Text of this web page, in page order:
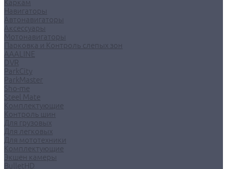
Каркам
Навигаторы
Автонавигаторы
Аксессуары
Мотонавигаторы
Парковка и Контроль слепых зон
AAALINE
DVR
ParkCity
ParkMaster
Sho-me
Steel Mate
Комплектующие
Контроль шин
Для грузовых
Для легковых
Для мототехники
Комплектующие
Экшен камеры
BulletHD